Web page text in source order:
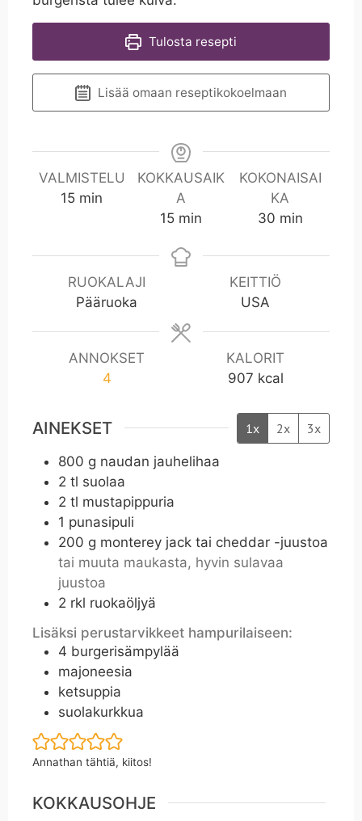
Tulosta resepti
Lisää omaan reseptikokoelmaan
VALMISTELU
15mmin
KOKKAUSAIK
A
15m
n
min
KOKONAISAI
KA
30m
n
min
RUOKALAJI
Pääruoka
KEITTIÖ
USA
ANNOKSET
4
KALORIT
907 kcal
AINEKSET 1x 2x 3x
800 g naudan jauhelihaa
2 tl suolaa
2 tl mustapippuria
1 punasipuli
200 g monterey jack tai cheddar -juustoa
tai muuta maukasta, hyvin sulavaa
juustoa
2 rkl ruokaöljyä
Lisäksi perustarvikkeet hampurilaiseen:
4 burgerisämpylää
majoneesia
ketsuppia
suolakurkkua
Annathan tähtiä, kiitos!
KOKKAUSOHJE